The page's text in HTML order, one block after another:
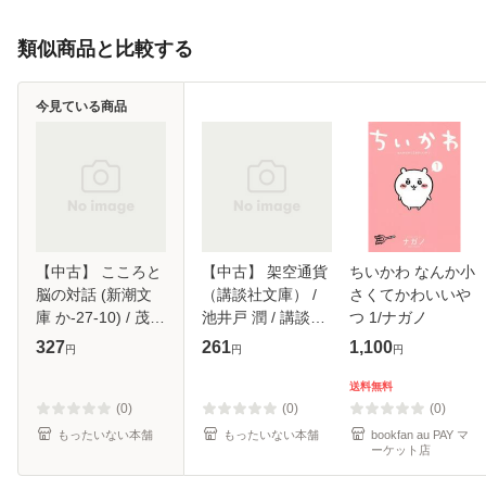
類似商品と比較する
【中古】 こころと
脳の対話 (新潮文
庫 か-27-10) / 茂木
健一郎 河合隼雄 /
327円
(0)
もったいない本舗
今見ている商品
【中古】 架空通貨
（講談社文庫） /
池井戸 潤 / 講談社
[文庫]【メール便送
261円
(0)
もったいない本舗
ちいかわ なんか小
さくてかわいいや
つ 1/ナガノ
1,100円
送料無料
(0)
bookfan au PAY マ
ーケット店